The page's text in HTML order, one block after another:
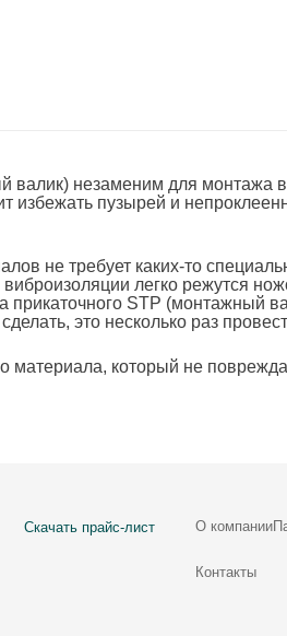
валик) незаменим для монтажа
избежать пузырей и
не требует каких-то
легко режутся
прикаточного STP (монтажный
это несколько раз
материала, который не
Скачать прайс-лист О компании
Контакты